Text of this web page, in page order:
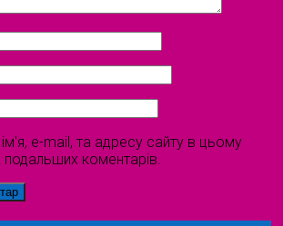
e-mail, та адресу сайту в цьому
подальших коментарів.